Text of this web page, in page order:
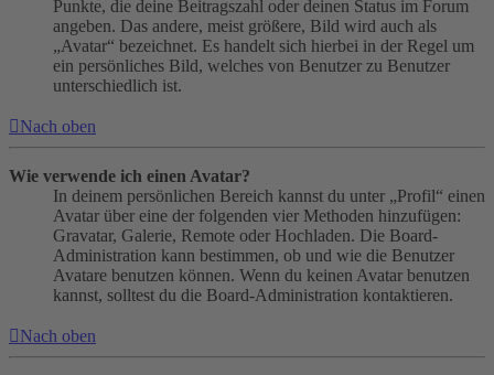
Punkte, die deine Beitragszahl oder deinen Status im Forum
angeben. Das andere, meist größere, Bild wird auch als
„Avatar“ bezeichnet. Es handelt sich hierbei in der Regel um
ein persönliches Bild, welches von Benutzer zu Benutzer
unterschiedlich ist.
Nach oben
Wie verwende ich einen Avatar?
In deinem persönlichen Bereich kannst du unter „Profil“ einen
Avatar über eine der folgenden vier Methoden hinzufügen:
Gravatar, Galerie, Remote oder Hochladen. Die Board-
Administration kann bestimmen, ob und wie die Benutzer
Avatare benutzen können. Wenn du keinen Avatar benutzen
kannst, solltest du die Board-Administration kontaktieren.
Nach oben